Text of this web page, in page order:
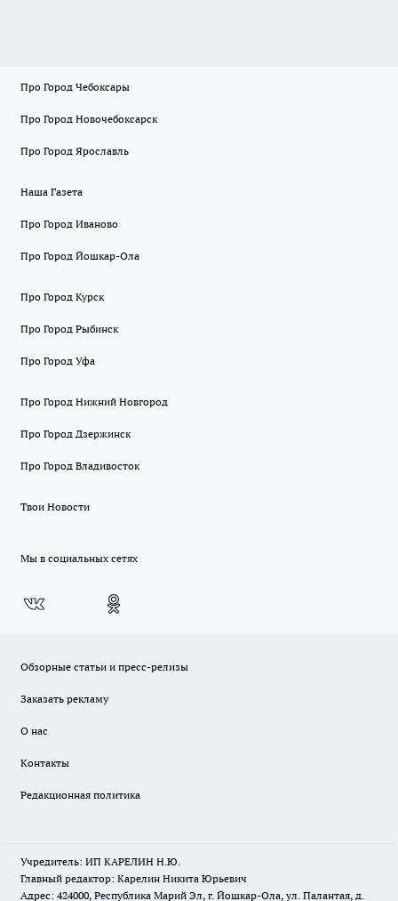
Про Город Чебоксары
Про Город Новочебоксарск
Про Город Ярославль
Наша Газета
Про Город Иваново
Про Город Йошкар-Ола
Про Город Курск
Про Город Рыбинск
Про Город Уфа
Про Город Нижний Новгород
Про Город Дзержинск
Про Город Владивосток
Твои Новости
Мы в социальных сетях
Обзорные статьи и пресс-релизы
Заказать рекламу
О нас
Контакты
Редакционная политика
Учредитель: ИП КАРЕЛИН Н.Ю.
Главный редактор: Карелин Никита Юрьевич
Адрес: 424000, Республика Марий Эл, г. Йошкар-Ола, ул. Палантая, д.